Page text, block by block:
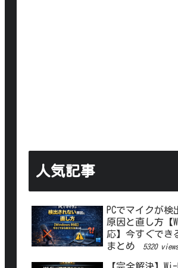
人気記事
PCでマイクが検
原因と直し方【
応】今すぐでき
まとめ
5320 views